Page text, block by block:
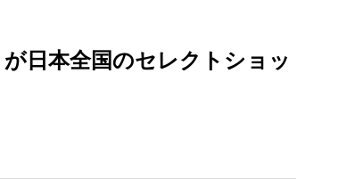
日本全国のセレクトショッ